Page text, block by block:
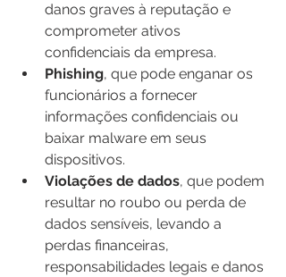
danos graves à reputação e
comprometer ativos
confidenciais da empresa.
Phishing, que pode enganar os
funcionários a fornecer
informações confidenciais ou
baixar malware em seus
dispositivos.
Violações de dados, que podem
resultar no roubo ou perda de
dados sensíveis, levando a
perdas financeiras,
responsabilidades legais e danos